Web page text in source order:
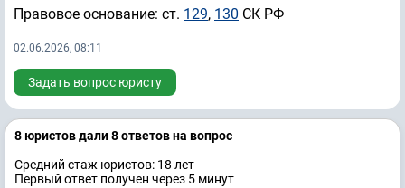
Правовое основание: ст. 129, 130 СК РФ
02.06.2026, 08:11
Задать вопрос юристу
8 юристов дали 8 ответов на вопрос
Средний стаж юристов: 18 лет
Первый ответ получен через 5 минут